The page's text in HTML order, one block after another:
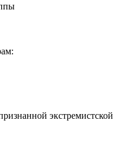
экстремистской